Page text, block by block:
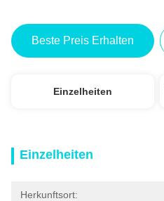
Beste Preis Erhalten
Einzelheiten
Einzelheiten
Herkunftsort: